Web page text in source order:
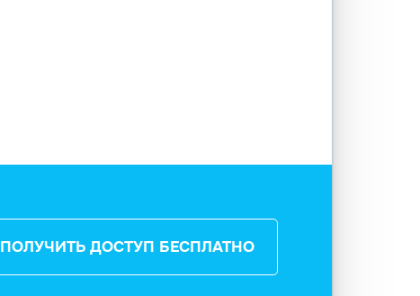
ПОЛУЧИТЬ ДОСТУП БЕСПЛАТНО